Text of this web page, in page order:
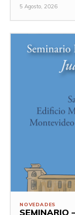
5 Agosto, 2026
NOVEDADES